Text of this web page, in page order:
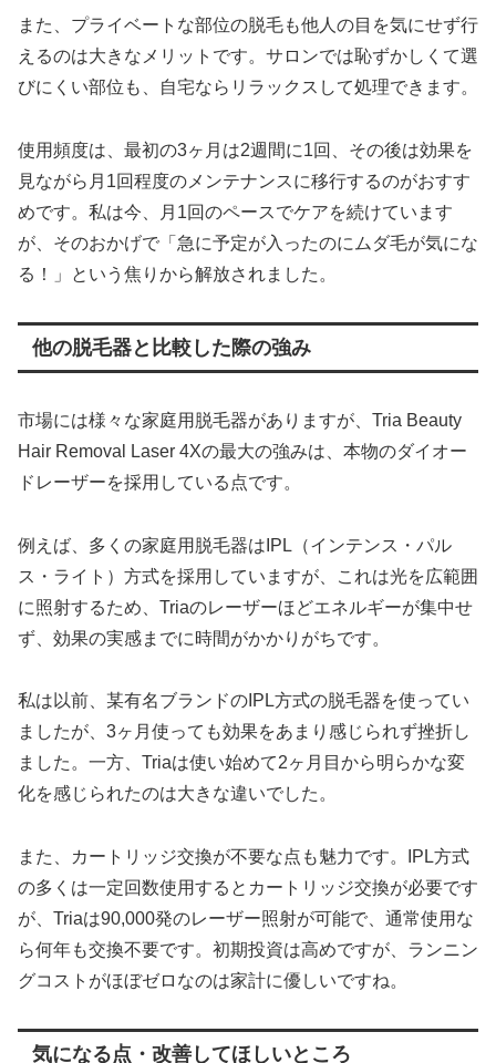
また、プライベートな部位の脱毛も他人の目を気にせず行
えるのは大きなメリットです。サロンでは恥ずかしくて選
びにくい部位も、自宅ならリラックスして処理できます。
使用頻度は、最初の3ヶ月は2週間に1回、その後は効果を
見ながら月1回程度のメンテナンスに移行するのがおすす
めです。私は今、月1回のペースでケアを続けています
が、そのおかげで「急に予定が入ったのにムダ毛が気にな
る！」という焦りから解放されました。
他の脱毛器と比較した際の強み
市場には様々な家庭用脱毛器がありますが、Tria Beauty
Hair Removal Laser 4Xの最大の強みは、本物のダイオー
ドレーザーを採用している点です。
例えば、多くの家庭用脱毛器はIPL（インテンス・パル
ス・ライト）方式を採用していますが、これは光を広範囲
に照射するため、Triaのレーザーほどエネルギーが集中せ
ず、効果の実感までに時間がかかりがちです。
私は以前、某有名ブランドのIPL方式の脱毛器を使ってい
ましたが、3ヶ月使っても効果をあまり感じられず挫折し
ました。一方、Triaは使い始めて2ヶ月目から明らかな変
化を感じられたのは大きな違いでした。
また、カートリッジ交換が不要な点も魅力です。IPL方式
の多くは一定回数使用するとカートリッジ交換が必要です
が、Triaは90,000発のレーザー照射が可能で、通常使用な
ら何年も交換不要です。初期投資は高めですが、ランニン
グコストがほぼゼロなのは家計に優しいですね。
気になる点・改善してほしいところ